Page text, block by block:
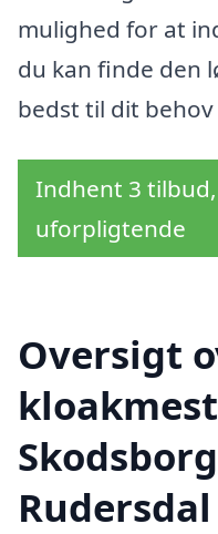
mulighed for at
du kan finde den
bedst til dit
Indhent 3
uforpligtende
Oversigt